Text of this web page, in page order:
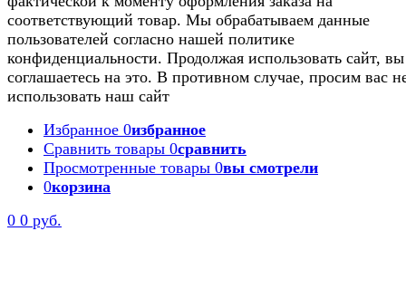
соответствующий товар. Мы обрабатываем данные
пользователей согласно нашей политике
конфиденциальности. Продолжая использовать сайт, вы
соглашаетесь на это. В противном случае, просим вас
использовать наш сайт
Избранное 0избранное
Сравнить товары 0сравнить
Просмотренные товары 0вы смотрели
0корзина
0 0 руб.